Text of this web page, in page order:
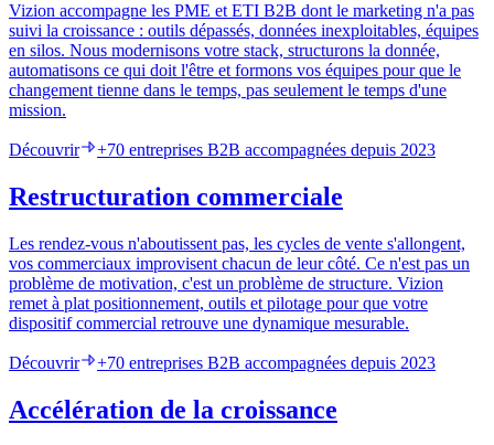
Vizion accompagne les PME et ETI B2B dont le marketing n'a pas
suivi la croissance : outils dépassés, données inexploitables, équipes
en silos. Nous modernisons votre stack, structurons la donnée,
automatisons ce qui doit l'être et formons vos équipes pour que le
changement tienne dans le temps, pas seulement le temps d'une
mission.
Découvrir +70 entreprises B2B accompagnées depuis 2023
Restructuration commerciale
Les rendez-vous n'aboutissent pas, les cycles de vente s'allongent,
vos commerciaux improvisent chacun de leur côté. Ce n'est pas un
problème de motivation, c'est un problème de structure. Vizion
remet à plat positionnement, outils et pilotage pour que votre
dispositif commercial retrouve une dynamique mesurable.
Découvrir +70 entreprises B2B accompagnées depuis 2023
Accélération de la croissance